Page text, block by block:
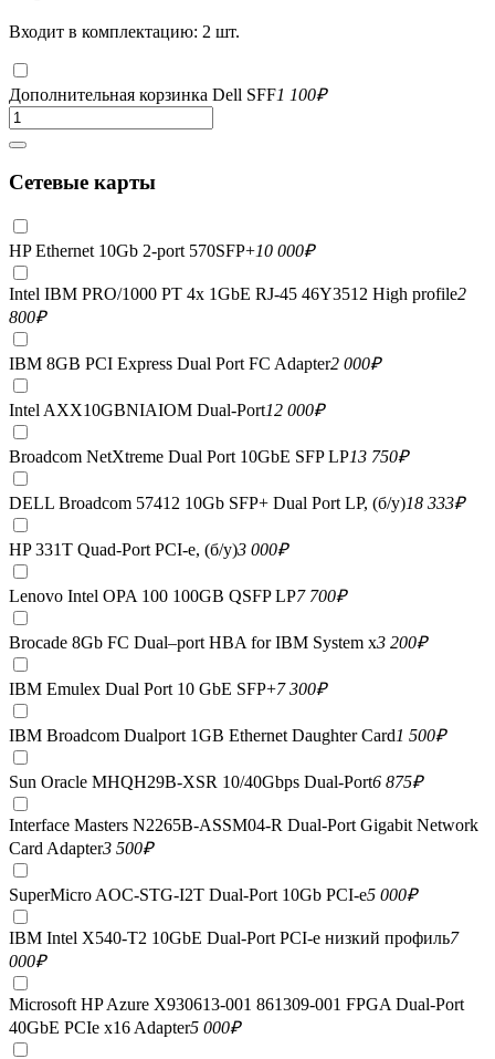
Входит в комплектацию: 2 шт.
Дополнительная корзинка Dell SFF1 100₽
Сетевые карты
HP Ethernet 10Gb 2-port 570SFP+10 000₽
Intel IBM PRO/1000 PT 4x 1GbE RJ-45 46Y3512 High profile2
800₽
IBM 8GB PCI Express Dual Port FC Adapter2 000₽
Intel AXX10GBNIAIOM Dual-Port12 000₽
Broadcom NetXtreme Dual Port 10GbE SFP LP13 750₽
DELL Broadcom 57412 10Gb SFP+ Dual Port LP, (б/у)18 333₽
HP 331T Quad-Port PCI-e, (б/у)3 000₽
Lenovo Intel OPA 100 100GB QSFP LP7 700₽
Brocade 8Gb FC Dual–port HBA for IBM System x3 200₽
IBM Emulex Dual Port 10 GbE SFP+7 300₽
IBM Broadcom Dualport 1GB Ethernet Daughter Card1 500₽
Sun Oracle MHQH29B-XSR 10/40Gbps Dual-Port6 875₽
Interface Masters N2265B-ASSM04-R Dual-Port Gigabit Network
Card Adapter3 500₽
SuperMicro AOC-STG-I2T Dual-Port 10Gb PCI-e5 000₽
IBM Intel X540-T2 10GbE Dual-Port PCI-e низкий профиль7
000₽
Microsoft HP Azure X930613-001 861309-001 FPGA Dual-Port
40GbE PCIe x16 Adapter5 000₽